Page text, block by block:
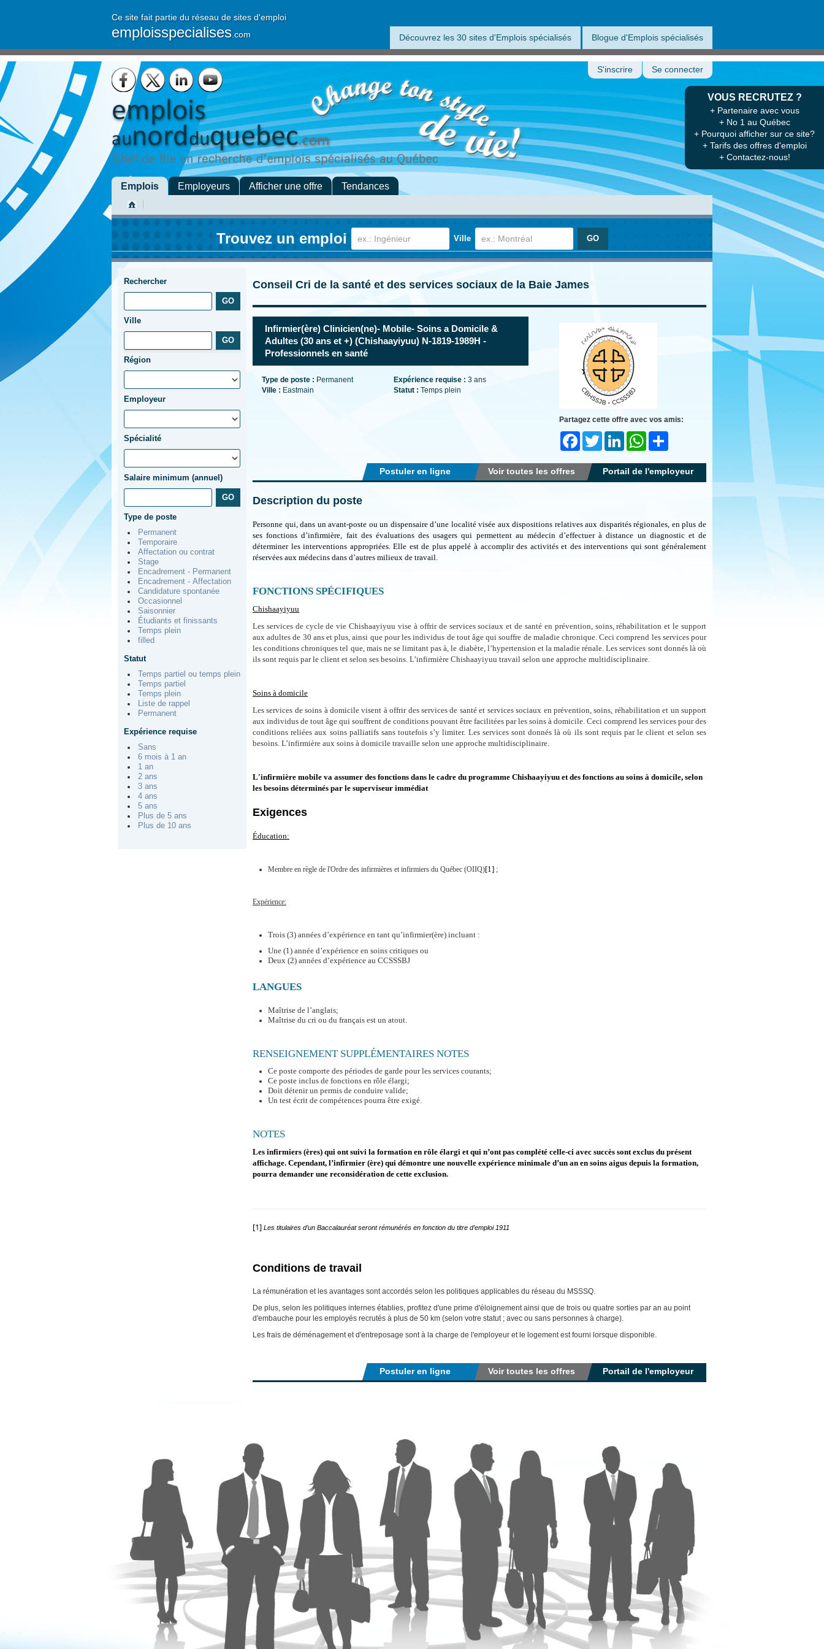
Ce site fait partie du réseau de sites d'emploi
emploisspecialises .com Découvrez les 30 sites d'Emplois spécialisés Blogue d'Emplois spécialisés
VOUS RECRUTEZ ?
+ Partenaire avec vous
+ No 1 au Québec
+ Pourquoi afficher sur ce site?
+ Tarifs des offres d'emploi
+ Contactez-nous!
S'inscrire Se connecter
Emplois Employeurs Afficher une offre Tendances
Trouvez un emploi Ville
Rechercher
Ville
Région
Employeur
Spécialité
Salaire minimum (annuel)
Type de poste
Permanent
Temporaire
Affectation ou contrat
Stage
Encadrement - Permanent
Encadrement - Affectation
Candidature spontanée
Occasionnel
Saisonnier
Étudiants et finissants
Temps plein
filled
Statut
Temps partiel ou temps plein
Temps partiel
Temps plein
Liste de rappel
Permanent
Expérience requise
Sans
6 mois à 1 an
1 an
2 ans
3 ans
4 ans
5 ans
Plus de 5 ans
Plus de 10 ans
Conseil Cri de la santé et des services sociaux de la Baie James
Infirmier(ère) Clinicien(ne)- Mobile- Soins a Domicile &
Adultes (30 ans et +) (Chishaayiyuu) N-1819-1989H -
Professionnels en santé
Type de poste : Permanent
Ville : Eastmain
Expérience requise : 3 ans
Statut : Temps plein
Partagez cette offre avec vos amis:
FacebookTwitter LinkedIn WhatsApp
Portail de l'employeur
Voir toutes les offres
Postuler en ligne
Description du poste
Personne qui, dans un avant-poste ou un dispensaire d’une localité visée aux dispositions relatives aux disparités régionales, en plus de
ses fonctions d’infirmière, fait des évaluations des usagers qui permettent au médecin d’effectuer à distance un diagnostic et de
déterminer les interventions appropriées. Elle est de plus appelé à accomplir des activités et des interventions qui sont généralement
réservées aux médecins dans d’autres milieux de travail.
FONCTIONS SPÉCIFIQUES
Chishaayiyuu
Les services de cycle de vie Chishaayiyuu vise à offrir de services sociaux et de santé en prévention, soins, réhabilitation et le support
aux adultes de 30 ans et plus, ainsi que pour les individus de tout âge qui souffre de maladie chronique. Ceci comprend les services pour
les conditions chroniques tel que, mais ne se limitant pas à, le diabète, l’hypertension et la maladie rénale. Les services sont donnés là où
ils sont requis par le client et selon ses besoins. L’infirmière Chishaayiyuu travail selon une approche multidisciplinaire.
Soins à domicile
Les services de soins à domicile visent à offrir des services de santé et services sociaux en prévention, soins, réhabilitation et un support
aux individus de tout âge qui souffrent de conditions pouvant être facilitées par les soins à domicile. Ceci comprend les services pour des
conditions reliées aux soins palliatifs sans toutefois s’y limiter. Les services sont donnés là où ils sont requis par le client et selon ses
besoins. L’infirmière aux soins à domicile travaille selon une approche multidisciplinaire.
L'infirmière mobile va assumer des fonctions dans le cadre du programme Chishaayiyuu et des fonctions au soins à domicile, selon
les besoins déterminés par le superviseur immédiat
Exigences
Éducation:
Membre en règle de l'Ordre des infirmières et infirmiers du Québec (OIIQ)[1] ;
Expérience:
Trois (3) années d’expérience en tant qu’infirmier(ère) incluant :
Une (1) année d’expérience en soins critiques ou
Deux (2) années d’expérience au CCSSSBJ
LANGUES
Maîtrise de l’anglais;
Maîtrise du cri ou du français est un atout.
RENSEIGNEMENT SUPPLÉMENTAIRES NOTES
Ce poste comporte des périodes de garde pour les services courants;
Ce poste inclus de fonctions en rôle élargi;
Doit détenir un permis de conduire valide;
Un test écrit de compétences pourra être exigé.
NOTES
Les infirmiers (ères) qui ont suivi la formation en rôle élargi et qui n’ont pas complété celle-ci avec succès sont exclus du présent
affichage. Cependant, l’infirmier (ère) qui démontre une nouvelle expérience minimale d’un an en soins aigus depuis la formation,
pourra demander une reconsidération de cette exclusion.
[1] Les titulaires d’un Baccalauréat seront rémunérés en fonction du titre d’emploi 1911
Conditions de travail
La rémunération et les avantages sont accordés selon les politiques applicables du réseau du MSSSQ.
De plus, selon les politiques internes établies, profitez d'une prime d'éloignement ainsi que de trois ou quatre sorties par an au point
d'embauche pour les employés recrutés à plus de 50 km (selon votre statut ; avec ou sans personnes à charge).
Les frais de déménagement et d'entreposage sont à la charge de l'employeur et le logement est fourni lorsque disponible.
Portail de l'employeur
Voir toutes les offres
Postuler en ligne